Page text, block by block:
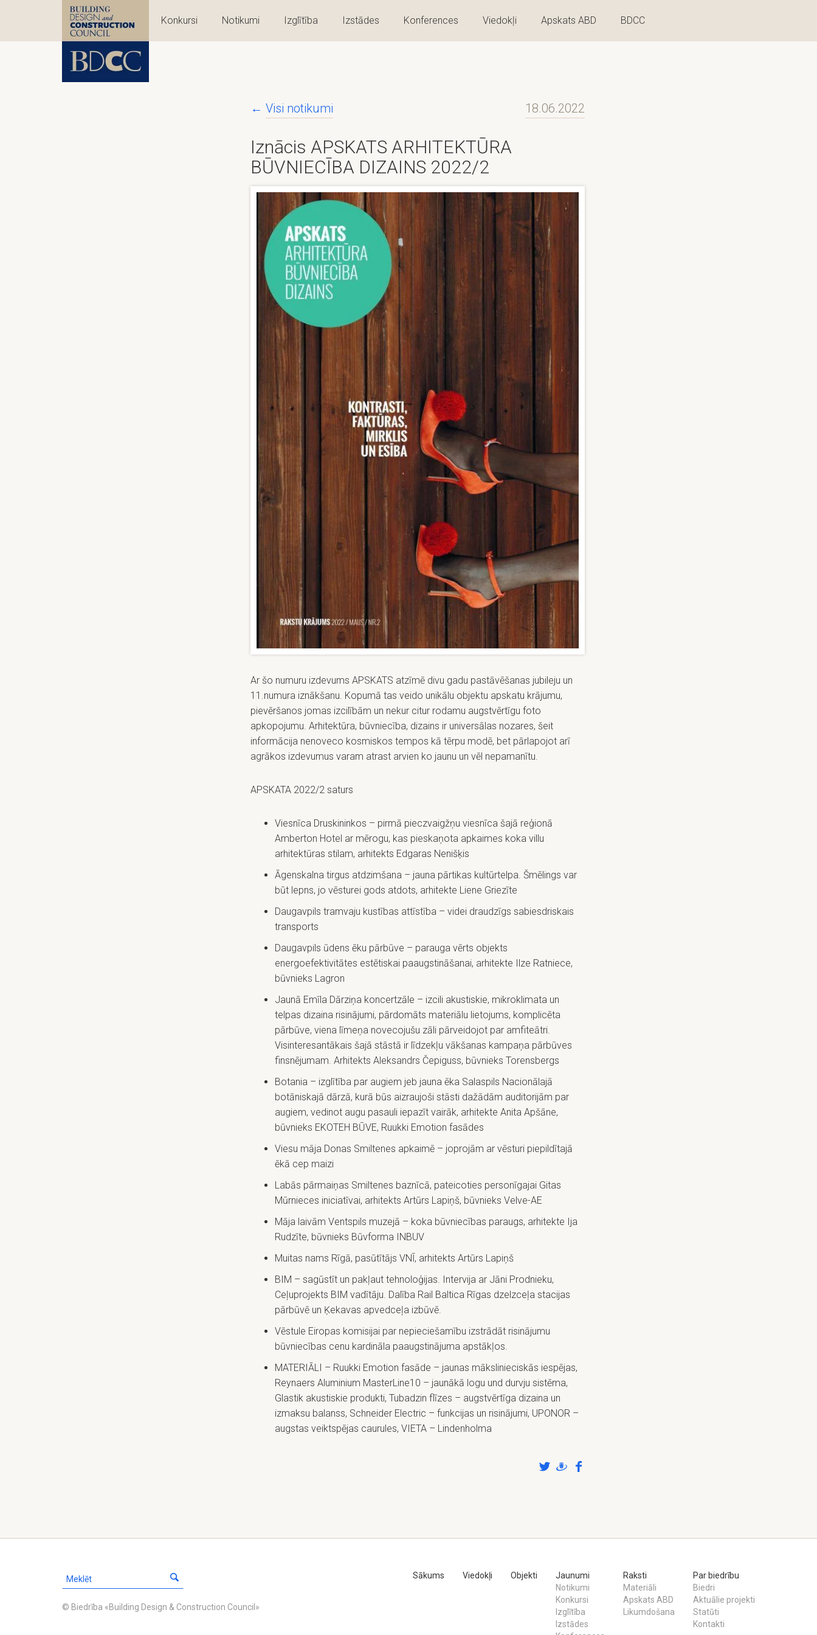
Konkursi Notikumi Izglītība Izstādes Konferences Viedokļi Apskats ABD BDCC
← Visi notikumi 18.06.2022
Iznācis APSKATS ARHITEKTŪRA
BŪVNIECĪBA DIZAINS 2022/2
Ar šo numuru izdevums APSKATS atzīmē divu gadu pastāvēšanas jubileju un
11.numura iznākšanu. Kopumā tas veido unikālu objektu apskatu krājumu,
pievēršanos jomas izcilībām un nekur citur rodamu augstvērtīgu foto
apkopojumu. Arhitektūra, būvniecība, dizains ir universālas nozares, šeit
informācija nenoveco kosmiskos tempos kā tērpu modē, bet pārlapojot arī
agrākos izdevumus varam atrast arvien ko jaunu un vēl nepamanītu.
APSKATA 2022/2 saturs
Viesnīca Druskininkos – pirmā pieczvaigžņu viesnīca šajā reģionā
Amberton Hotel ar mērogu, kas pieskaņota apkaimes koka villu
arhitektūras stilam, arhitekts Edgaras Nenišķis
Āgenskalna tirgus atdzimšana – jauna pārtikas kultūrtelpa. Šmēlings var
būt lepns, jo vēsturei gods atdots, arhitekte Liene Griezīte
Daugavpils tramvaju kustības attīstība – videi draudzīgs sabiesdriskais
transports
Daugavpils ūdens ēku pārbūve – parauga vērts objekts
energoefektivitātes estētiskai paaugstināšanai, arhitekte Ilze Ratniece,
būvnieks Lagron
Jaunā Emīla Dārziņa koncertzāle – izcili akustiskie, mikroklimata un
telpas dizaina risinājumi, pārdomāts materiālu lietojums, komplicēta
pārbūve, viena līmeņa novecojušu zāli pārveidojot par amfiteātri.
Visinteresantākais šajā stāstā ir līdzekļu vākšanas kampaņa pārbūves
finsnējumam. Arhitekts Aleksandrs Čepiguss, būvnieks Torensbergs
Botania – izglītība par augiem jeb jauna ēka Salaspils Nacionālajā
botāniskajā dārzā, kurā būs aizraujoši stāsti dažādām auditorijām par
augiem, vedinot augu pasauli iepazīt vairāk, arhitekte Anita Apšāne,
būvnieks EKOTEH BŪVE, Ruukki Emotion fasādes
Viesu māja Donas Smiltenes apkaimē – joprojām ar vēsturi piepildītajā
ēkā cep maizi
Labās pārmaiņas Smiltenes baznīcā, pateicoties personīgajai Gitas
Mūrnieces iniciatīvai, arhitekts Artūrs Lapiņš, būvnieks Velve-AE
Māja laivām Ventspils muzejā – koka būvniecības paraugs, arhitekte Ija
Rudzīte, būvnieks Būvforma INBUV
Muitas nams Rīgā, pasūtītājs VNĪ, arhitekts Artūrs Lapiņš
BIM – sagūstīt un pakļaut tehnoloģijas. Intervija ar Jāni Prodnieku,
Ceļuprojekts BIM vadītāju. Dalība Rail Baltica Rīgas dzelzceļa stacijas
pārbūvē un Ķekavas apvedceļa izbūvē.
Vēstule Eiropas komisijai par nepieciešamību izstrādāt risinājumu
būvniecības cenu kardināla paaugstinājuma apstākļos.
MATERIĀLI – Ruukki Emotion fasāde – jaunas mākslinieciskās iespējas,
Reynaers Aluminium MasterLine10 – jaunākā logu und durvju sistēma,
Glastik akustiskie produkti, Tubadzin flīzes – augstvērtīga dizaina un
izmaksu balanss, Schneider Electric – funkcijas un risinājumi, UPONOR –
augstas veiktspējas caurules, VIETA – Lindenholma
© Biedrība «Building Design & Construction Council»
Sākums Viedokļi Objekti
Jaunumi
Notikumi
Konkursi
Izglītība
Izstādes
Raksti
Materiāli
Apskats ABD
Likumdošana
Par biedrību
Biedri
Aktuālie projekti
Statūti
Kontakti